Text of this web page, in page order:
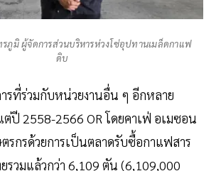
ภูมิ ผู้จัดการส่วนบริหารห่วงโซ่อุปทานเมล็ดกาแฟ
ดิบ
ารที่ร่วมกับหน่วยงานอื่น ๆ อีกหลาย
ต่ปี 2558-2566 OR โดยคาเฟ่ อเมซอน
กรด้วยการเป็นตลาดรับซื้อกาแฟสาร
รวมแล้วกว่า 6,109 ตัน (6,109,000